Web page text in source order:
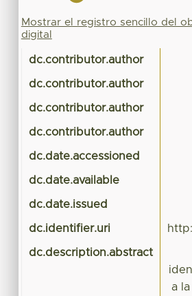
Mostrar el registro sencillo del
digital
dc.contributor.author
dc.contributor.author
dc.contributor.author
dc.contributor.author
dc.date.accessioned
dc.date.available
dc.date.issued
dc.identifier.uri
dc.description.abstract
a